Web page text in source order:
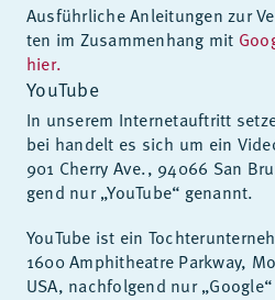
Aus­führ­li­che An­lei­tun­gen zur
ten im Zu­sam­men­hang mit
hier.
YouTube
In un­se­rem In­ter­net­auf­tritt
bei han­delt es sich um ein
901 Cher­ry Ave., 94066 San
gend nur „YouTube“ ge­nannt.
YouTube ist ein
1600 Am­phi­thea­t­re Park­way,
USA, nach­fol­gend nur